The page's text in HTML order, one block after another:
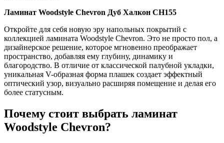
Ламинат Woodstyle Chevron Дуб Халкон CH155
Откройте для себя новую эру напольных покрытий с
коллекцией ламината Woodstyle Chevron. Это не просто пол, а
дизайнерское решение, которое мгновенно преображает
пространство, добавляя ему глубину, динамику и
благородство. В отличие от классической палубной укладки,
уникальная V-образная форма плашек создает эффектный
оптический узор, визуально расширяя помещение и делая его
более статусным.
Почему стоит выбрать ламинат
Woodstyle Chevron?